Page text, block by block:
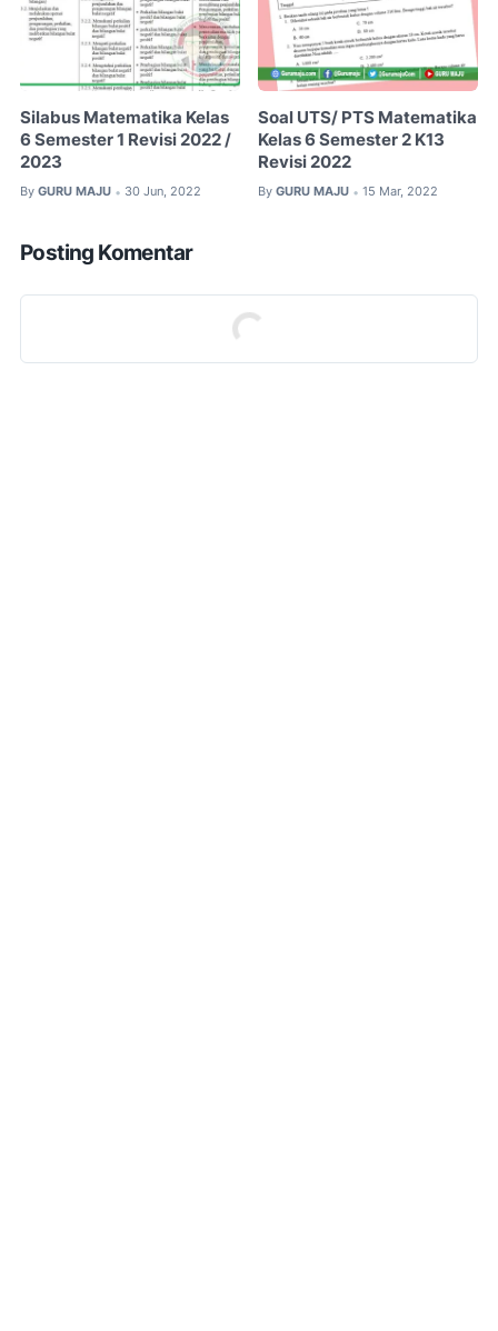
Silabus Matematika Kelas
6 Semester 1 Revisi 2022 /
2023
By GURU MAJU • 30 Jun, 2022
Soal UTS/ PTS Matematika
Kelas 6 Semester 2 K13
Revisi 2022
By GURU MAJU • 15 Mar, 2022
Posting Komentar